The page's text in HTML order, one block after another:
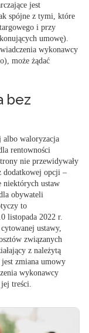
jest
spójne z tymi, które
i przy
umowę).
wykonawcy
może żądać
bez
albo waloryzacja
rentowności
nie przewidywały
dodatkowej opcji –
niektórych ustaw
obywateli
to
listopada 2022 r.
cytowanej ustawy,
związanych
z należytą
jest zmiana umowy
wykonawcy
treści.